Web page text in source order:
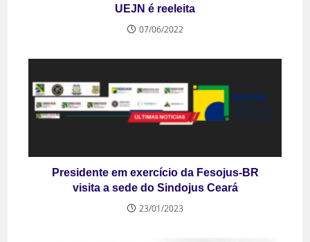
UEJN é reeleita
07/06/2022
Presidente em exercício da Fesojus-BR
visita a sede do Sindojus Ceará
23/01/2023